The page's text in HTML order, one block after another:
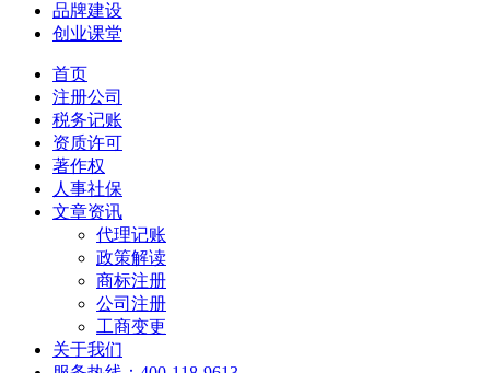
品牌建设
创业课堂
首页
注册公司
税务记账
资质许可
著作权
人事社保
文章资讯
代理记账
政策解读
商标注册
公司注册
工商变更
关于我们